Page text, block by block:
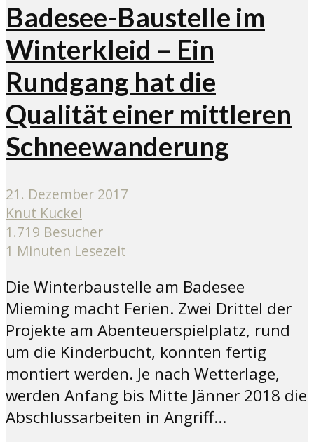
Badesee-Baustelle im
Winterkleid – Ein
Rundgang hat die
Qualität einer mittleren
Schneewanderung
21. Dezember 2017
Knut Kuckel
1.719 Besucher
1 Minuten Lesezeit
Die Winterbaustelle am Badesee
Mieming macht Ferien. Zwei Drittel der
Projekte am Abenteuerspielplatz, rund
um die Kinderbucht, konnten fertig
montiert werden. Je nach Wetterlage,
werden Anfang bis Mitte Jänner 2018 die
Abschlussarbeiten in Angriff...